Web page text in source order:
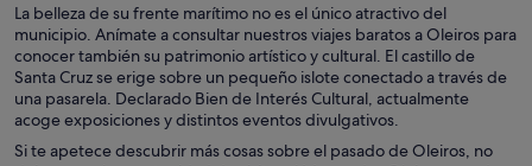
La belleza de su frente marítimo no es el único atractivo del
municipio. Anímate a consultar nuestros viajes baratos a Oleiros para
conocer también su patrimonio artístico y cultural. El castillo de
Santa Cruz se erige sobre un pequeño islote conectado a través de
una pasarela. Declarado Bien de Interés Cultural, actualmente
acoge exposiciones y distintos eventos divulgativos.
Si te apetece descubrir más cosas sobre el pasado de Oleiros, no